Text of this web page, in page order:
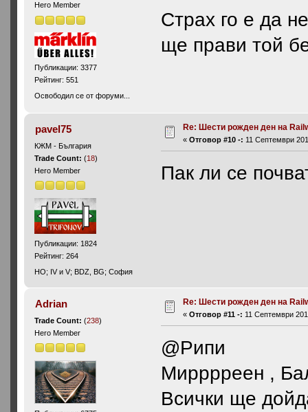
Hero Member
Публикации: 3377
Рейтинг: 551
Освободил се от форуми...
Страх го е да
ще прави той
pavel75
КЖМ - България
Trade Count:(18)
Hero Member
Публикации: 1824
Рейтинг: 264
HO; IV и V; BDZ, BG; София
Re: Шести рожден ден на
«Отговор #10 -: 11 Септември
Пак ли се
Adrian
Trade Count:(238)
Hero Member
Re: Шести рожден ден на
«Отговор #11 -: 11 Септември
@Рипи
Мирррреен ,
Всички ще